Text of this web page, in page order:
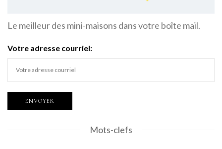
Le meilleur des mini-maisons dans votre boîte mail.
Votre adresse courriel:
Mots-clefs